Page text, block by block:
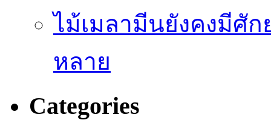
ไม้เมลามีนยังคงมีศั
หลาย
Categories